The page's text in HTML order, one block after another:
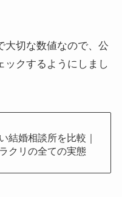
大切な数値なので、公
ックするようにしまし
結婚相談所を比較｜
クリの全ての実態